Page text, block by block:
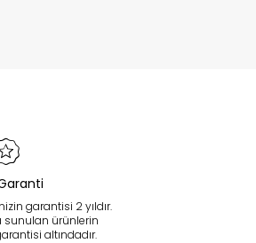
garantisi 2 yıldır.
sunulan ürünlerin
altındadır.